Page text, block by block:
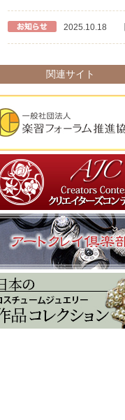
2025.10.18
関連サイト